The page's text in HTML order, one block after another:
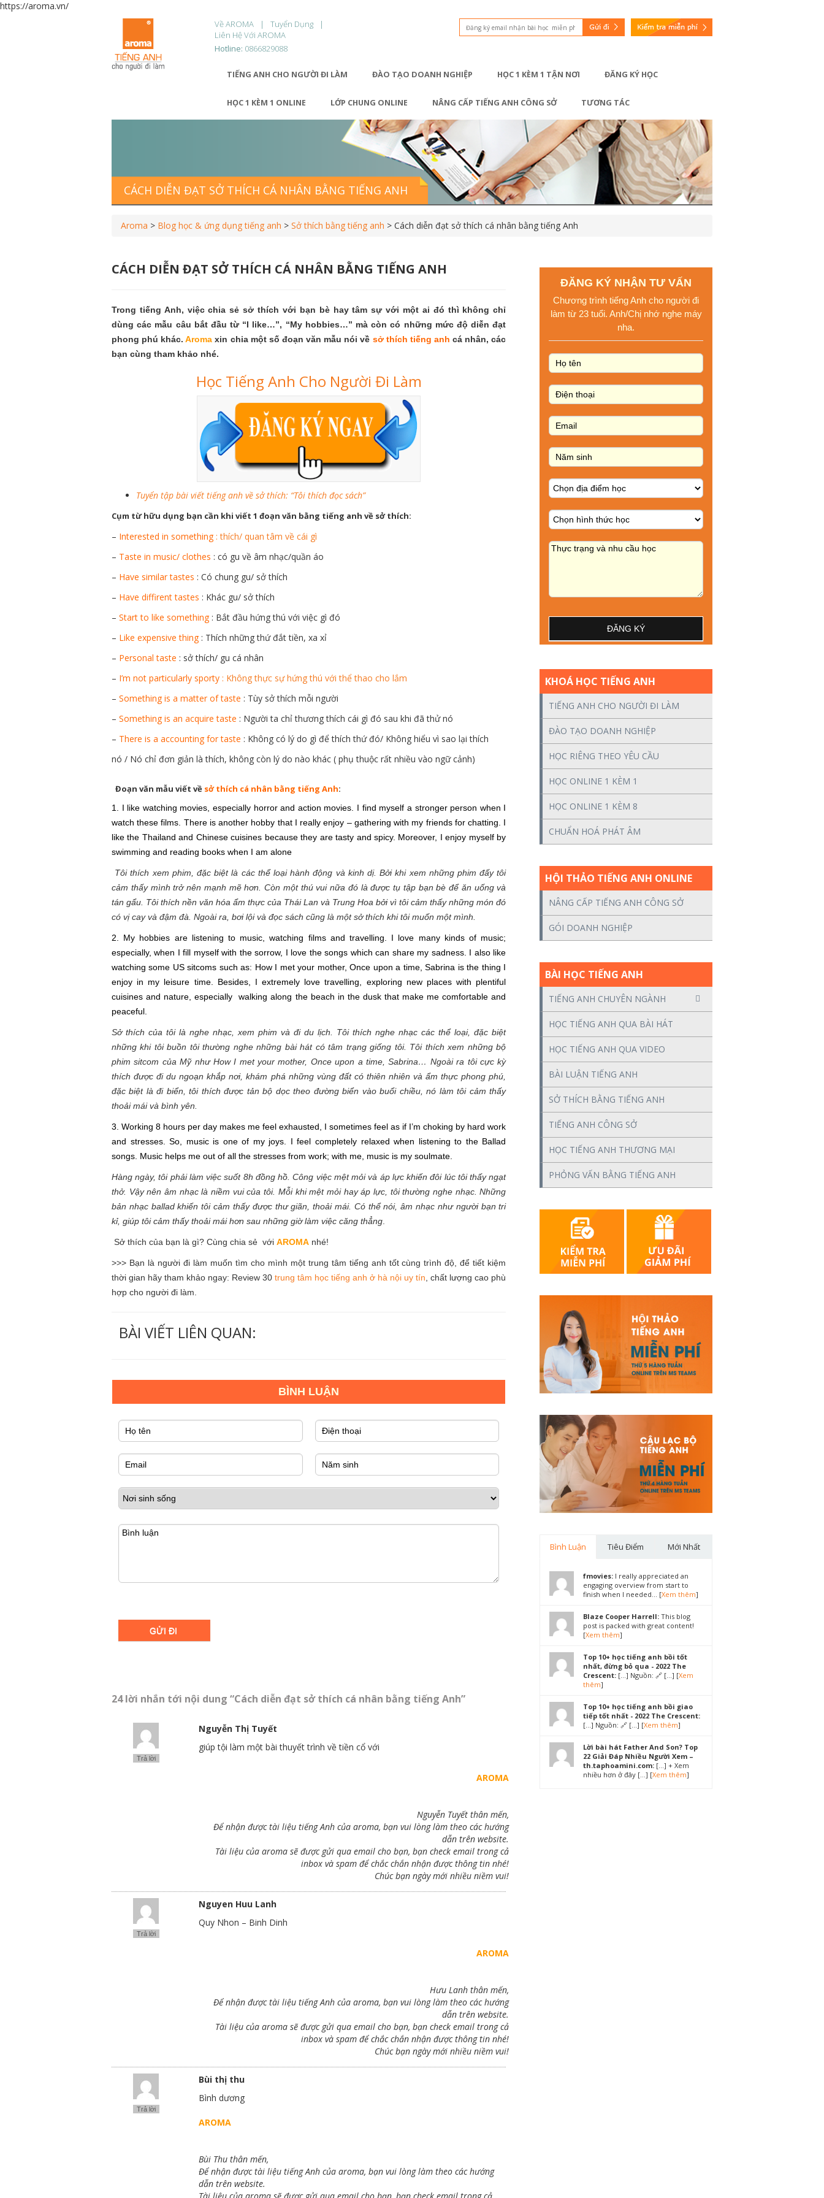
https://aroma.vn/
Về AROMA
Tuyển Dụng
Liên Hệ Với AROMA
Hotline: 0866829088
TIẾNG ANH CHO NGƯỜI ĐI LÀM ĐÀO TẠO DOANH NGHIỆP HỌC 1 KÈM 1 TẬN NƠI ĐĂNG KÝ HỌC
HỌC 1 KÈM 1 ONLINE LỚP CHUNG ONLINE NÂNG CẤP TIẾNG ANH CÔNG SỞ TƯƠNG TÁC
CÁCH DIỄN ĐẠT SỞ THÍCH CÁ NHÂN BẰNG TIẾNG ANH
Aroma > Blog học & ứng dụng tiếng anh > Sở thích bằng tiếng anh > Cách diễn đạt sở thích cá nhân bằng tiếng Anh
CÁCH DIỄN ĐẠT SỞ THÍCH CÁ NHÂN BẰNG TIẾNG ANH
Trong tiếng Anh, việc chia sẻ sở thích với bạn bè hay tâm sự với một ai đó thì không chỉ
dùng các mẫu câu bắt đầu từ “I like…”, “My hobbies…” mà còn có những mức độ diễn đạt
phong phú khác.Aroma xin chia một số đoạn văn mẫu nói về sở thích tiếng anh cá nhân, các
bạn cùng tham khảo nhé.
Học Tiếng Anh Cho Người Đi Làm
Tuyển tập bài viết tiếng anh về sở thích: “Tôi thích đọc sách”
Cụm từ hữu dụng bạn cần khi viết 1 đoạn văn bằng tiếng anh về sở thích:
– Interested in something: thích/ quan tâm về cái gì
– Taste in music/ clothes : có gu về âm nhạc/quần áo
– Have similar tastes : Có chung gu/ sở thích
– Have diffirent tastes : Khác gu/ sở thích
– Start to like something: Bắt đầu hứng thú với việc gì đó
– Like expensive thing: Thích những thứ đắt tiền, xa xỉ
– Personal taste : sở thích/ gu cá nhân
– I’m not particularly sporty : Không thực sự hứng thú với thể thao cho lắm
– Something is a matter of taste : Tùy sở thích mỗi người
– Something is an acquire taste : Người ta chỉ thương thích cái gì đó sau khi đã thử nó
– There is a accounting for taste : Không có lý do gì để thích thứ đó/ Không hiểu vì sao lại thích
nó / Nó chỉ đơn giản là thích, không còn lý do nào khác ( phụ thuộc rất nhiều vào ngữ cảnh)
Đoạn văn mẫu viết về sở thích cá nhân bằng tiếng Anh:
1. I like watching movies, especially horror and action movies. I find myself a stronger person when I
watch these films. There is another hobby that I really enjoy – gathering with my friends for chatting. I
like the Thailand and Chinese cuisines because they are tasty and spicy. Moreover, I enjoy myself by
swimming and reading books when I am alone
Tôi thích xem phim, đặc biệt là các thể loại hành động và kinh dị. Bởi khi xem những phim đấy tôi
cảm thấy mình trở nên mạnh mẽ hơn. Còn một thú vui nữa đó là được tụ tập bạn bè để ăn uống và
tán gẩu. Tôi thích nền văn hóa ẩm thực của Thái Lan và Trung Hoa bởi vì tôi cảm thấy những món đó
có vị cay và đậm đà. Ngoài ra, bơi lội và đọc sách cũng là một sở thích khi tôi muốn một mình.
2. My hobbies are listening to music, watching films and travelling. I love many kinds of music;
especially, when I fill myself with the sorrow, I love the songs which can share my sadness. I also like
watching some US sitcoms such as: How I met your mother, Once upon a time, Sabrina is the thing I
enjoy in my leisure time. Besides, I extremely love travelling, exploring new places with plentiful
cuisines and nature, especially walking along the beach in the dusk that make me comfortable and
peaceful.
Sở thích của tôi là nghe nhạc, xem phim và đi du lịch. Tôi thích nghe nhạc các thể loại, đặc biệt
những khi tôi buồn tôi thường nghe những bài hát có tâm trạng giống tôi. Tôi thích xem những bộ
phim sitcom của Mỹ như How I met your mother, Once upon a time, Sabrina… Ngoài ra tôi cực kỳ
thích được đi du ngoạn khắp nơi, khám phá những vùng đất có thiên nhiên và ẩm thực phong phú,
đặc biệt là đi biển, tôi thích được tản bộ dọc theo đường biển vào buổi chiều, nó làm tôi cảm thấy
thoải mái và bình yên.
3. Working 8 hours per day makes me feel exhausted, I sometimes feel as if I’m choking by hard work
and stresses. So, music is one of my joys. I feel completely relaxed when listening to the Ballad
songs. Music helps me out of all the stresses from work; with me, music is my soulmate.
Hàng ngày, tôi phải làm việc suốt 8h đồng hồ. Công việc mệt mỏi và áp lực khiến đôi lúc tôi thấy ngạt
thở. Vậy nên âm nhạc là niềm vui của tôi. Mỗi khi mệt mỏi hay áp lực, tôi thường nghe nhạc. Những
bản nhạc ballad khiến tôi cảm thấy được thư giãn, thoải mái. Có thể nói, âm nhạc như người bạn tri
kỉ, giúp tôi cảm thấy thoải mái hơn sau những giờ làm việc căng thẳng
Sở thích của bạn là gì? Cùng chia sẻ với AROMA nhé!
>>> Bạn là người đi làm muốn tìm cho mình một trung tâm tiếng anh tốt cùng trình độ, để tiết kiệm
thời gian hãy tham khảo ngay: Review 30trung tâm học tiếng anh ở hà nội uy tín , chất lượng cao phù
hợp cho người đi làm.
BÀI VIẾT LIÊN QUAN:
24 lời nhắn tới nội dung “Cách diễn đạt sở thích cá nhân bằng tiếng Anh”
Trả lời
Nguyễn Thị Tuyết
giúp tội làm một bài thuyết trình về tiền cổ với
AROMA
Nguyễn Tuyết thân mến,
Để nhận được tài liệu tiếng Anh của aroma, bạn vui lòng làm theo các hướng
dẫn trên website.
Tài liệu của aroma sẽ được gửi qua email cho bạn, bạn check email trong cả
inbox và spam để chắc chắn nhận được thông tin nhé!
Chúc bạn ngày mới nhiều niềm vui!
Trả lời
Nguyen Huu Lanh
Quy Nhon – Binh Dinh
AROMA
Hưu Lanh thân mến,
Để nhận được tài liệu tiếng Anh của aroma, bạn vui lòng làm theo các hướng
dẫn trên website.
Tài liệu của aroma sẽ được gửi qua email cho bạn, bạn check email trong cả
inbox và spam để chắc chắn nhận được thông tin nhé!
Chúc bạn ngày mới nhiều niềm vui!
Trả lời
Bùi thị thu
Bình dương
AROMA
Bùi Thu thân mến,
Để nhận được tài liệu tiếng Anh của aroma, bạn vui lòng làm theo các hướng
dẫn trên website.
KHOÁ HỌC TIẾNG ANH
TIẾNG ANH CHO NGƯỜI ĐI LÀM
ĐÀO TẠO DOANH NGHIỆP
HỌC RIÊNG THEO YÊU CẦU
HỌC ONLINE 1 KÈM 1
HỌC ONLINE 1 KÈM 8
CHUẨN HOÁ PHÁT ÂM
HỘI THẢO TIẾNG ANH ONLINE
NÂNG CẤP TIẾNG ANH CÔNG SỞ
GÓI DOANH NGHIỆP
BÀI HỌC TIẾNG ANH
TIẾNG ANH CHUYÊN NGÀNH
HỌC TIẾNG ANH QUA BÀI HÁT
HỌC TIẾNG ANH QUA VIDEO
BÀI LUẬN TIẾNG ANH
SỞ THÍCH BẰNG TIẾNG ANH
TIẾNG ANH CÔNG SỞ
HỌC TIẾNG ANH THƯƠNG MẠI
PHỎNG VẤN BẰNG TIẾNG ANH
Bình Luận Tiêu Điểm Mới Nhất
fmovies: I really appreciated an
engaging overview from start to
finish when I needed... [Xem thêm]
Blaze Cooper Harrell: This blog
post is packed with great content!
[Xem thêm]
Top 10+ học tiếng anh bồi tốt
nhất, đừng bỏ qua - 2022 The
Crescent: […] Nguồn: 🔗 […] [Xem
thêm]
Top 10+ học tiếng anh bồi giao
tiếp tốt nhất - 2022 The Crescent:
[…] Nguồn: 🔗 […] [Xem thêm]
Lời bài hát Father And Son? Top
22 Giải Đáp Nhiều Người Xem –
th.taphoamini.com: […] + Xem
nhiều hơn ở đây […] [Xem thêm]